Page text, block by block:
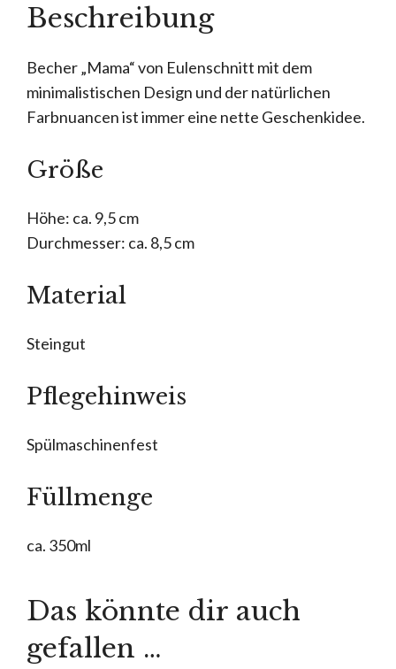
Beschreibung
Becher „Mama“ von Eulenschnitt mit dem
minimalistischen Design und der natürlichen
Farbnuancen ist immer eine nette Geschenkidee.
Größe
Höhe: ca. 9,5 cm
Durchmesser: ca. 8,5 cm
Material
Steingut
Pflegehinweis
Spülmaschinenfest
Füllmenge
ca. 350ml
Das könnte dir auch
gefallen …